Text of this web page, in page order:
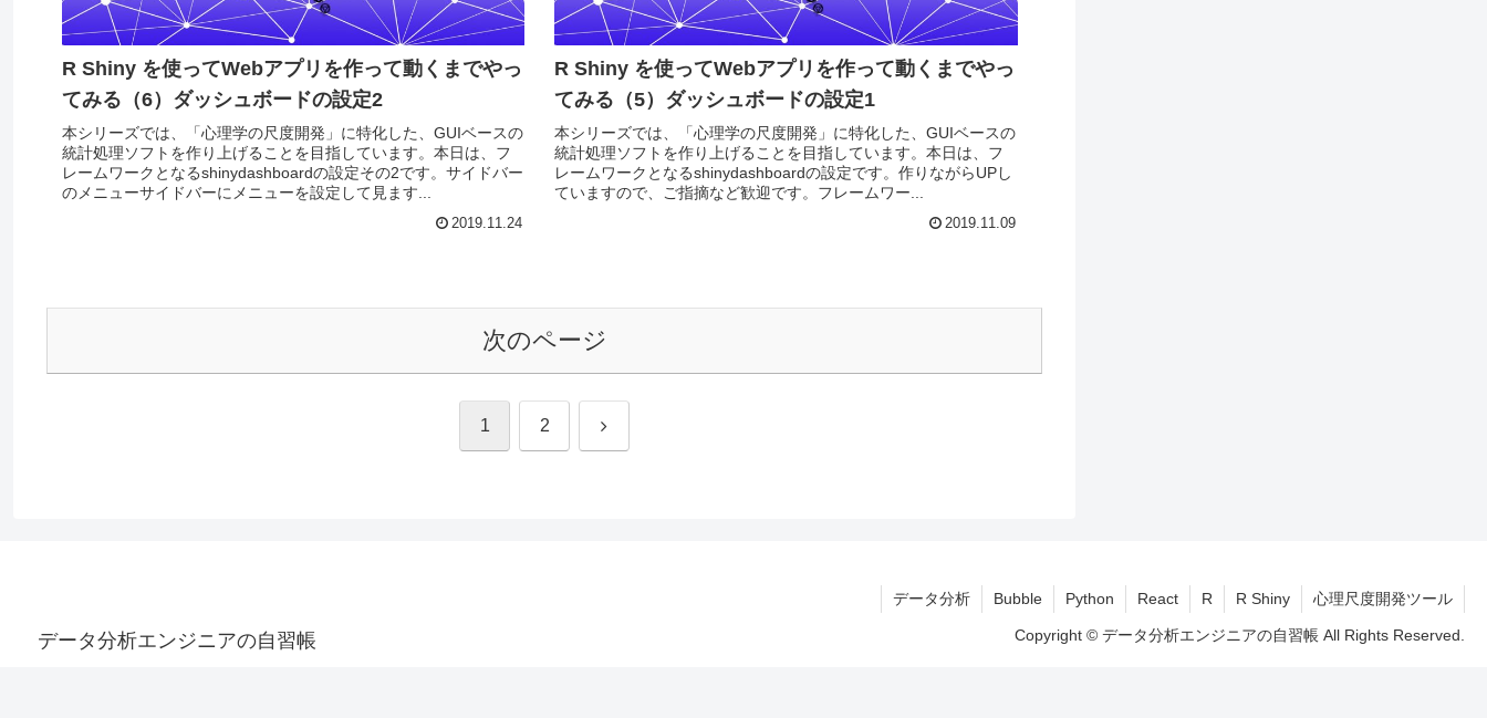
R Shiny を使ってWebアプリを作って動くまでやっ
てみる（6）ダッシュボードの設定2
本シリーズでは、「心理学の尺度開発」に特化した、GUIベースの
統計処理ソフトを作り上げることを目指しています。本日は、フ
レームワークとなるshinydashboardの設定その2です。サイドバー
のメニューサイドバーにメニューを設定して見ます...
2019.11.24
R Shiny を使ってWebアプリを作って動くまでやっ
てみる（5）ダッシュボードの設定1
本シリーズでは、「心理学の尺度開発」に特化した、GUIベースの
統計処理ソフトを作り上げることを目指しています。本日は、フ
レームワークとなるshinydashboardの設定です。作りながらUPし
ていますので、ご指摘など歓迎です。フレームワー...
2019.11.09
次のページ
1 2 次
データ分析エンジニアの自習帳
データ分析 Bubble Python React R R Shiny 心理尺度開発ツール
Copyright © データ分析エンジニアの自習帳 All Rights Reserved.